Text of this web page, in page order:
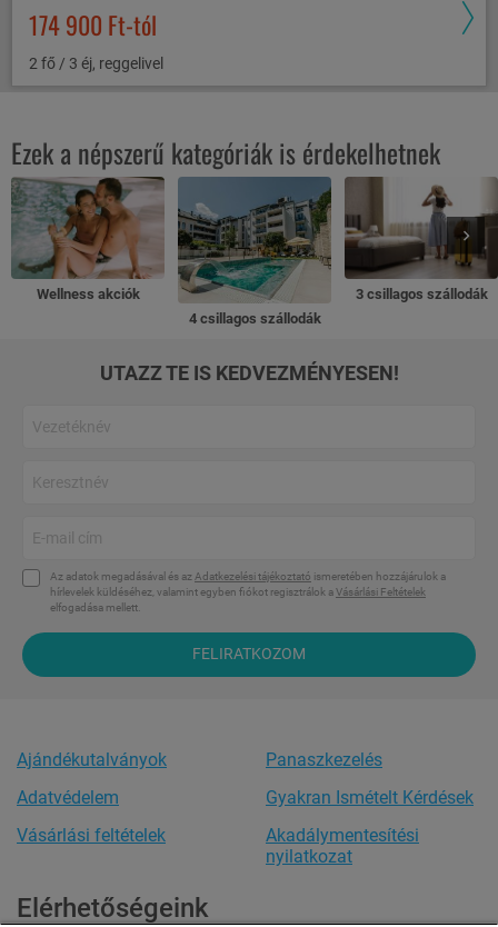
174 900 Ft-tól
2 fő / 3 éj, reggelivel
Ezek a népszerű kategóriák is érdekelhetnek
Wellness akciók
4 csillagos szállodák
3 csillagos szállodák
UTAZZ TE IS KEDVEZMÉNYESEN!
Az adatok megadásával és az Adatkezelési tájékoztató ismeretében hozzájárulok a
hírlevelek küldéséhez, valamint egyben fiókot regisztrálok aVásárlási Feltételek
elfogadása mellett.
FELIRATKOZOM
Ajándékutalványok
Adatvédelem
Vásárlási feltételek
Panaszkezelés
Gyakran Ismételt Kérdések
Akadálymentesítési
nyilatkozat
Elérhetőségeink